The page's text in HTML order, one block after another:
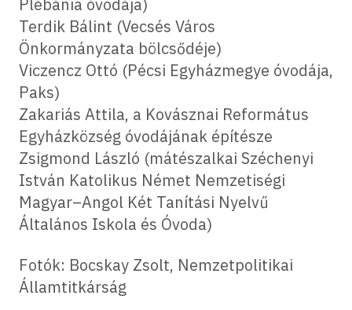
Plébánia óvodája)
Terdik Bálint (Vecsés Város
Önkormányzata bölcsődéje)
Viczencz Ottó (Pécsi Egyházmegye óvodája,
Paks)
Zakariás Attila, a Kovásznai Református
Egyházközség óvodájának építésze
Zsigmond László (mátészalkai Széchenyi
István Katolikus Német Nemzetiségi
Magyar–Angol Két Tanítási Nyelvű
Általános Iskola és Óvoda)
Fotók: Bocskay Zsolt, Nemzetpolitikai
Államtitkárság